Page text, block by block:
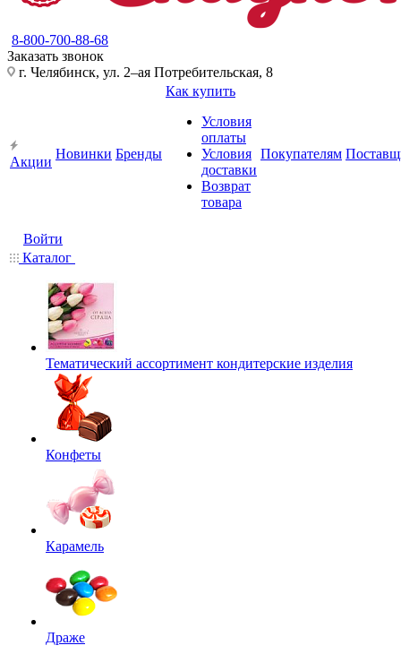
8-800-700-88-68
Заказать звонок
г. Челябинск, ул. 2–ая Потребительская, 8
Акции
Новинки Бренды
Как купить
Условия
оплаты
Условия
доставки
Возврат
товара
Покупателям
Войти
Каталог
Тематический ассортимент кондитерские изделия
Конфеты
Карамель
Драже